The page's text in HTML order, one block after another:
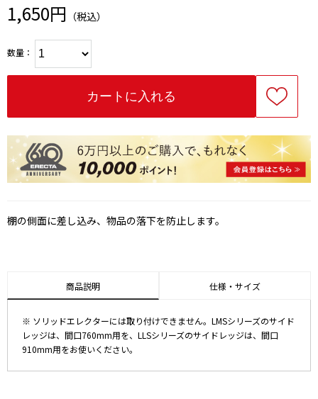
1,650円 （税込）
数量：
棚の側面に差し込み、物品の落下を防止します。
商品説明 仕様・サイズ
※ ソリッドエレクターには取り付けできません。LMSシリーズのサイド
レッジは、間口760mm用を、LLSシリーズのサイドレッジは、間口
910mm用をお使いください。